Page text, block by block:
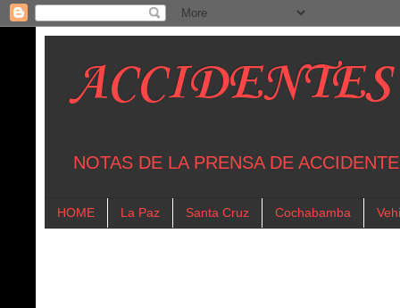
NOTAS DE LA PRENSA DE
HOME La Paz Santa Cruz Cochabamba